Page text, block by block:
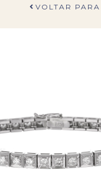
VOLTAR